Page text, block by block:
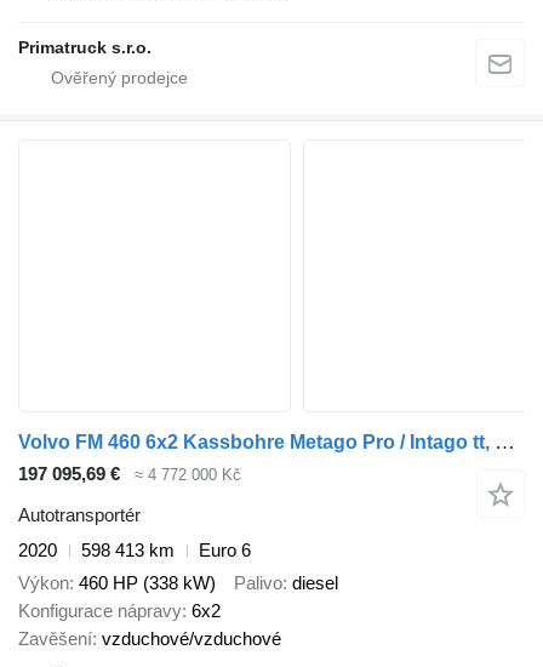
Primatruck s.r.o.
Volvo FM 460 6x2 Kassbohre Metago Pro / Intago tt, VDI + přívěs autotransportér
197 095,69 € ≈ 4 772 000 Kč
Autotransportér
2020
598 413 km
Euro 6
Výkon 460 HP (338 kW) Palivo diesel
Konfigurace nápravy 6x2
Zavěšení vzduchové/vzduchové